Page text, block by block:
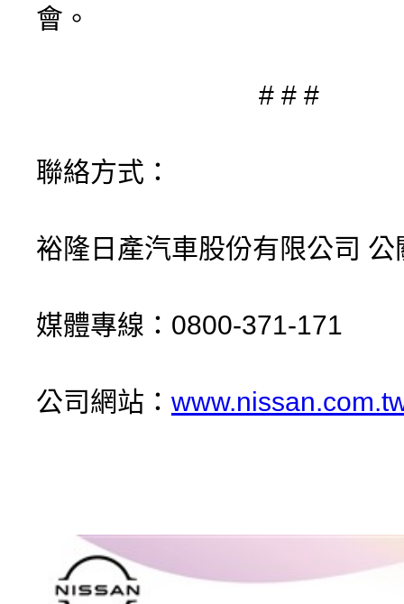
會。
# # #
聯絡方式：
裕隆日產汽車股份有限公司 公
媒體專線：0800-371-171
公司網站：